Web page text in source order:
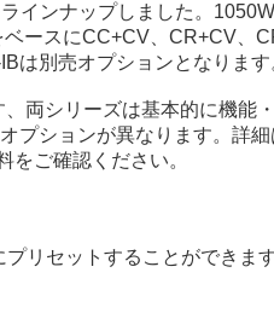
インナップしました。
ースにCC+CV、CR+CV、
は別売オプションとなります
両シリーズは基本的に機能
プションが異なります。詳細
をご確認ください。
リセットすることができ